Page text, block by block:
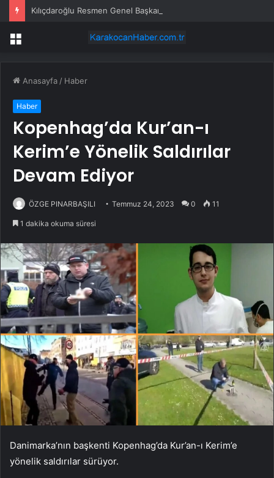
Kılıçdaroğlu Resmen Genel Başkan
Menü
Anasayfa / Haber
Haber
Kopenhag’da Kur’an-ı
Kerim’e Yönelik Saldırılar
Devam Ediyor
ÖZGE PINARBAŞILI Temmuz 24, 2023 0 11
1 dakika okuma süresi
Danimarka’nın başkenti Kopenhag’da Kur’an-ı Kerim’e
yönelik saldırılar sürüyor.